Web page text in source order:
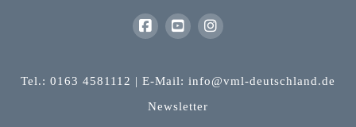
Tel.: 0163 4581112 | E-Mail: info@vml-deutschland.de
Newsletter